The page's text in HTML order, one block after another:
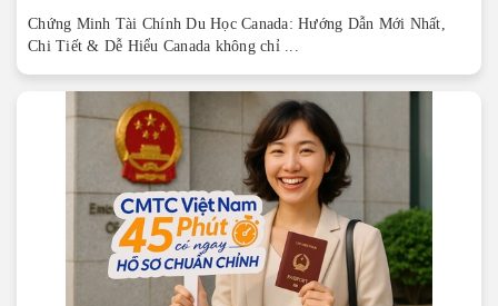
Chứng Minh Tài Chính Du Học Canada: Hướng Dẫn Mới Nhất,
Chi Tiết & Dễ Hiểu Canada không chỉ ...